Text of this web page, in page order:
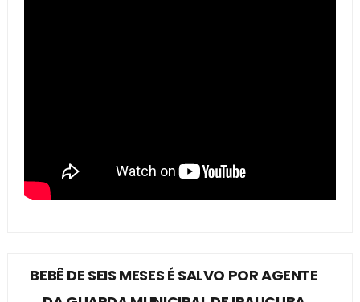
BEBÊ DE SEIS MESES É SALVO POR AGENTE